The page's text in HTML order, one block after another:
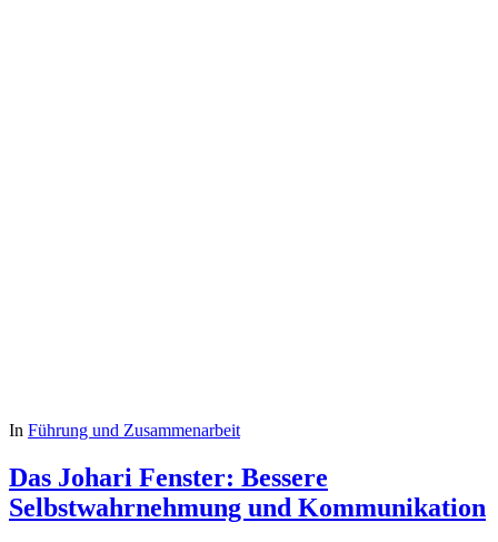
In Führung und Zusammenarbeit
Das Johari Fenster: Bessere
Selbstwahrnehmung und Kommunikation